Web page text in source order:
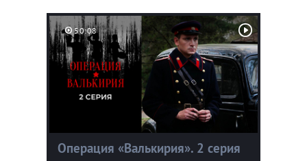
50:08
Операция «Валькирия». 2 серия